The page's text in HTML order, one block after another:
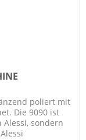
poliert mit
Die 9090 ist
sondern